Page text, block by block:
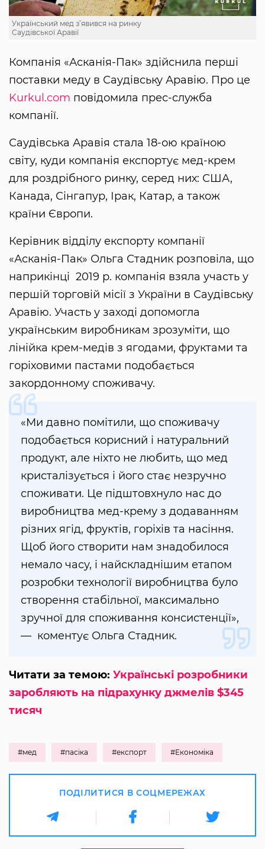
Український мед з’явився на ринку
Саудівської Аравії
Компанія «Асканія-Пак» здійснила перші
поставки меду в Саудівську Аравію. Про це
Kurkul.com повідомила прес-служба
компанії.
Саудівська Аравія стала 18-ою країною
світу, куди компанія експортує мед-крем
для роздрібного ринку, серед них: США,
Канада, Сінгапур, Ірак, Катар, а також
країни Європи.
Керівник відділу експорту компанії
«Асканія-Пак» Ольга Стадник розповіла, що
наприкінці 2019 р. компанія взяла участь у
першій торговій місії з України в Саудівську
Аравію. Участь у заході допомогла
українським виробникам зрозуміти, що
лінійка крем-медів з ягодами, фруктами та
горіховими пастами подобається
закордонному споживачу.
«Ми давно помітили, що споживачу
подобається корисний і натуральний
продукт, але ніхто не любить, що мед
кристалізується і його стає незручно
споживати. Це підштовхнуло нас до
виробництва мед-крему з додаванням
різних ягід, фруктів, горіхів та насіння.
Щоб його створити нам знадобилося
немало часу, і найскладнішим етапом
розробки технології виробництва було
створення стабільної, максимально
зручної для споживання консистенції»,
— коментує Ольга Стадник.
Читати за темою: Українські розробники
заробляють на підрахунку джмелів $345
тисяч
#мед #пасіка #експорт #Економіка
ПОДІЛИТИСЯ В СОЦМЕРЕЖАХ